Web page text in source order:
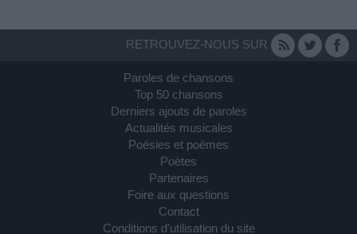
RETROUVEZ-NOUS SUR
Paroles de chansons
Top 50 chansons
Derniers ajouts de paroles
Actualités musicales
Poésies et poèmes
Poètes
Partenaires
Foire aux questions
Contact
Conditions d'utilisation du site